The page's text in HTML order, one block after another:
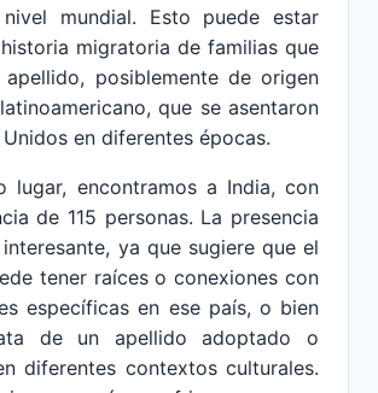
mundial. Esto puede estar
migratoria de familias que
apellido, posiblemente de origen
que se asentaron
en diferentes épocas.
lugar, encontramos a India, con
de 115 personas. La presencia
ya que sugiere que el
tener raíces o conexiones con
específicas en ese país, o bien
de un apellido adoptado o
diferentes contextos culturales.